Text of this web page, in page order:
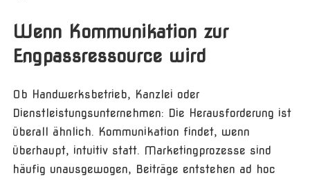
Wenn Kommunikation zur
Engpassressource wird
Ob Handwerksbetrieb, Kanzlei oder
Dienstleistungsunternehmen: Die Herausforderung ist
überall ähnlich. Kommunikation findet, wenn
überhaupt, intuitiv statt. Marketingprozesse sind
häufig unausgewogen, Beiträge entstehen ad hoc